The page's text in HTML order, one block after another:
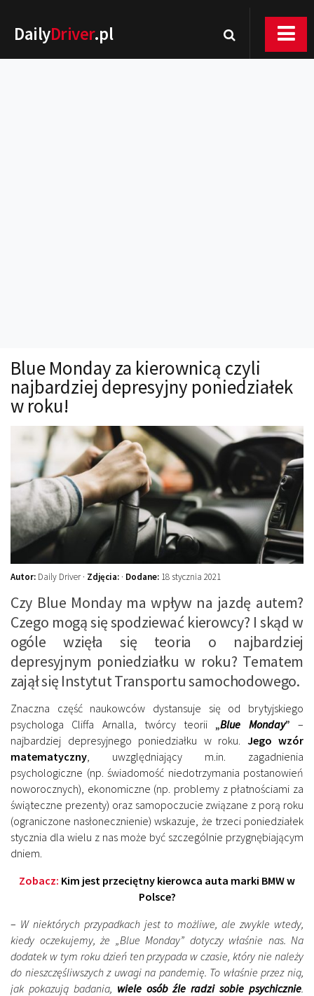
DailyDriver.pl
Technika jazdy
Oświetlenie
Kalkulatory
Przelicznik mocy
Auto z niemiec
Galerie
Blue Monday za kierownicą czyli
najbardziej depresyjny poniedziałek
w roku!
Autor: Daily Driver · Zdjęcia: · Dodane: 18 stycznia 2021
Czy Blue Monday ma wpływ na jazdę autem?
Czego mogą się spodziewać kierowcy? I skąd w
ogóle wzięła się teoria o najbardziej
depresyjnym poniedziałku w roku? Tematem
zajął się Instytut Transportu samochodowego.
Znaczna część naukowców dystansuje się od brytyjskiego
psychologa Cliffa Arnalla, twórcy teorii „Blue Monday” –
najbardziej depresyjnego poniedziałku w roku. Jego wzór
matematyczny , uwzględniający m.in. zagadnienia
psychologiczne (np. świadomość niedotrzymania postanowień
noworocznych), ekonomiczne (np. problemy z płatnościami za
świąteczne prezenty) oraz samopoczucie związane z porą roku
(ograniczone nasłonecznienie) wskazuje, że trzeci poniedziałek
stycznia dla wielu z nas może być szczególnie przygnębiającym
dniem.
Zobacz: Kim jest przeciętny kierowca auta marki BMW w
Polsce?
– W niektórych przypadkach jest to możliwe, ale zwykle wtedy,
kiedy oczekujemy, że „Blue Monday” dotyczy właśnie nas. Na
dodatek w tym roku dzień ten przypada w czasie, który nie należy
do nieszczęśliwszych z uwagi na pandemię. To właśnie przez nią,
jak pokazują badania, wiele osób źle radzi sobie psychicznie.